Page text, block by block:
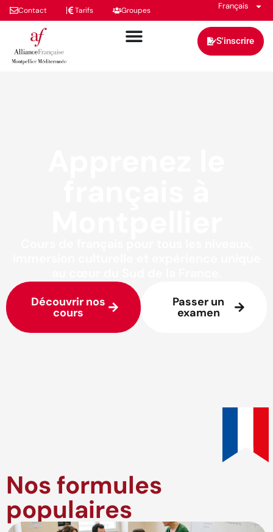
Contact Tarifs Groupes Français
S'inscrire
Découvrir nos
cours
Passer un
examen
Nos formules
populaires